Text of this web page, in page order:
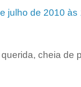
julho de 2010 às
cheia de